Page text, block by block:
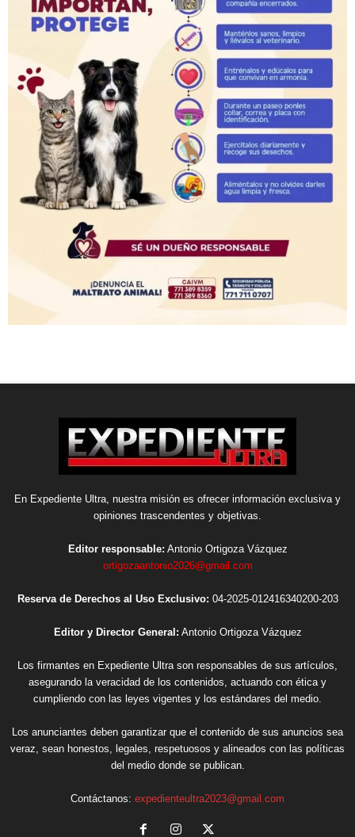
En Expediente Ultra, nuestra misión es ofrecer información exclusiva y
opiniones trascendentes y objetivas.
Editor responsable: Antonio Ortigoza Vázquez
ortigozaantonio2026@gmail.com
Reserva de Derechos al Uso Exclusivo: 04-2025-012416340200-203
Editor y Director General: Antonio Ortigoza Vázquez
Los firmantes en Expediente Ultra son responsables de sus artículos,
asegurando la veracidad de los contenidos, actuando con ética y
cumpliendo con las leyes vigentes y los estándares del medio.
Los anunciantes deben garantizar que el contenido de sus anuncios sea
veraz, sean honestos, legales, respetuosos y alineados con las políticas
del medio donde se publican.
Contáctanos: expedienteultra2023@gmail.com